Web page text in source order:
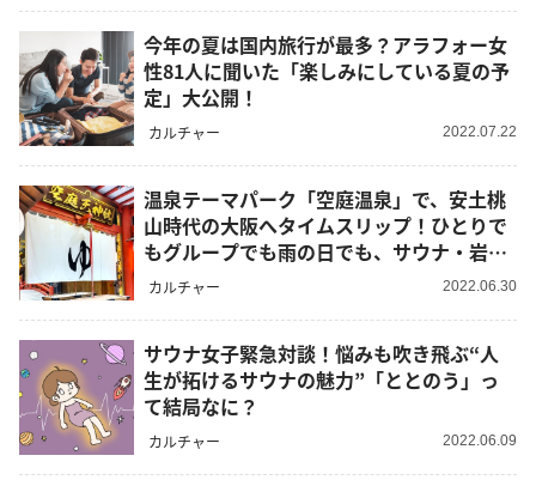
今年の夏は国内旅行が最多？アラフォー女
性81人に聞いた「楽しみにしている夏の予
定」大公開！
カルチャー 2022.07.22
温泉テーマパーク「空庭温泉」で、安土桃
山時代の大阪へタイムスリップ！ひとりで
もグループでも雨の日でも、サウナ・岩盤
浴・縁日で酷暑をぶっ飛ばそう！
カルチャー 2022.06.30
サウナ女子緊急対談！悩みも吹き飛ぶ“人
生が拓けるサウナの魅力”「ととのう」っ
て結局なに？
カルチャー 2022.06.09